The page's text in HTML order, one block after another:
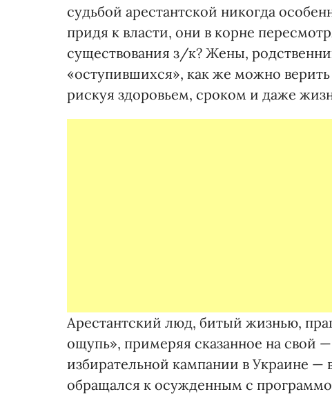
судьбой арестантской никогда
придя к власти, они в корне
существования з/к? Жены,
«оступившихся», как же можно
рискуя здоровьем, сроком и даже
Арестантский люд, битый жизнью,
ощупь», примеряя сказанное на
избирательной кампании в Украине —
обращался к осужденным с